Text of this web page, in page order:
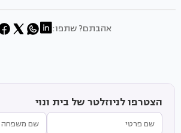
אהבתם? שתפו:
הצטרפו לניוזלטר של בית ונוי